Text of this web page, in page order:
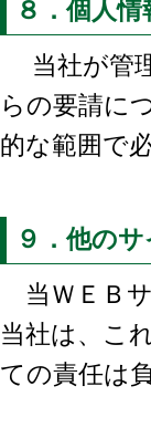
８．個人
当社が管
らの要請に
的な範囲で
９．他の
当ＷＥＢ
当社は、こ
ての責任は